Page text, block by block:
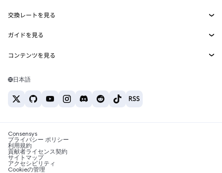
MetaMask Connect
Snaps
Web3サービス
セキュリティ
サポート
キャリア
お問い合わせ
イーサリアムの価格
Solanaの価格
Tetherの価格
交換レートを見る
ETH→USD
USDT→INR
BTC→INR
ETH→USDT
ガイドを見る
ETHの購入
USDTの購入
SHIBの購入
BNBの購入
コンテンツを見る
Solanaウォレット
税制関連ニュース
暗号資産の購入方法は？
ビットコインを売るには？
日本語
Consensys
プライバシー ポリシー
利用規約
貢献者ライセンス契約
サイトマップ
アクセシビリティ
Cookieの管理